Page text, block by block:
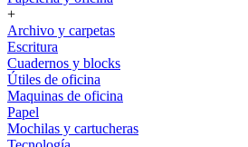
+
Archivo y carpetas
Escritura
Cuadernos y blocks
Útiles de oficina
Maquinas de oficina
Papel
Mochilas y cartucheras